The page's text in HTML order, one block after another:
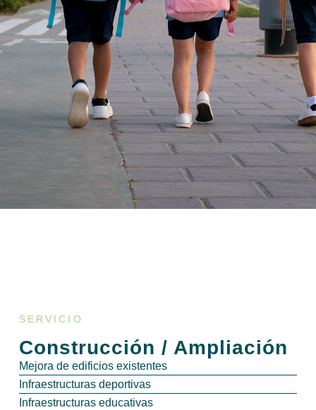
SERVICIO
Construcción / Ampliación
Mejora de edificios existentes
Infraestructuras deportivas
Infraestructuras educativas